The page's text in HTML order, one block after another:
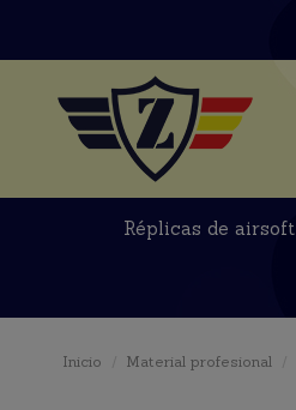
Réplicas de airsoft
Inicio Material profesional